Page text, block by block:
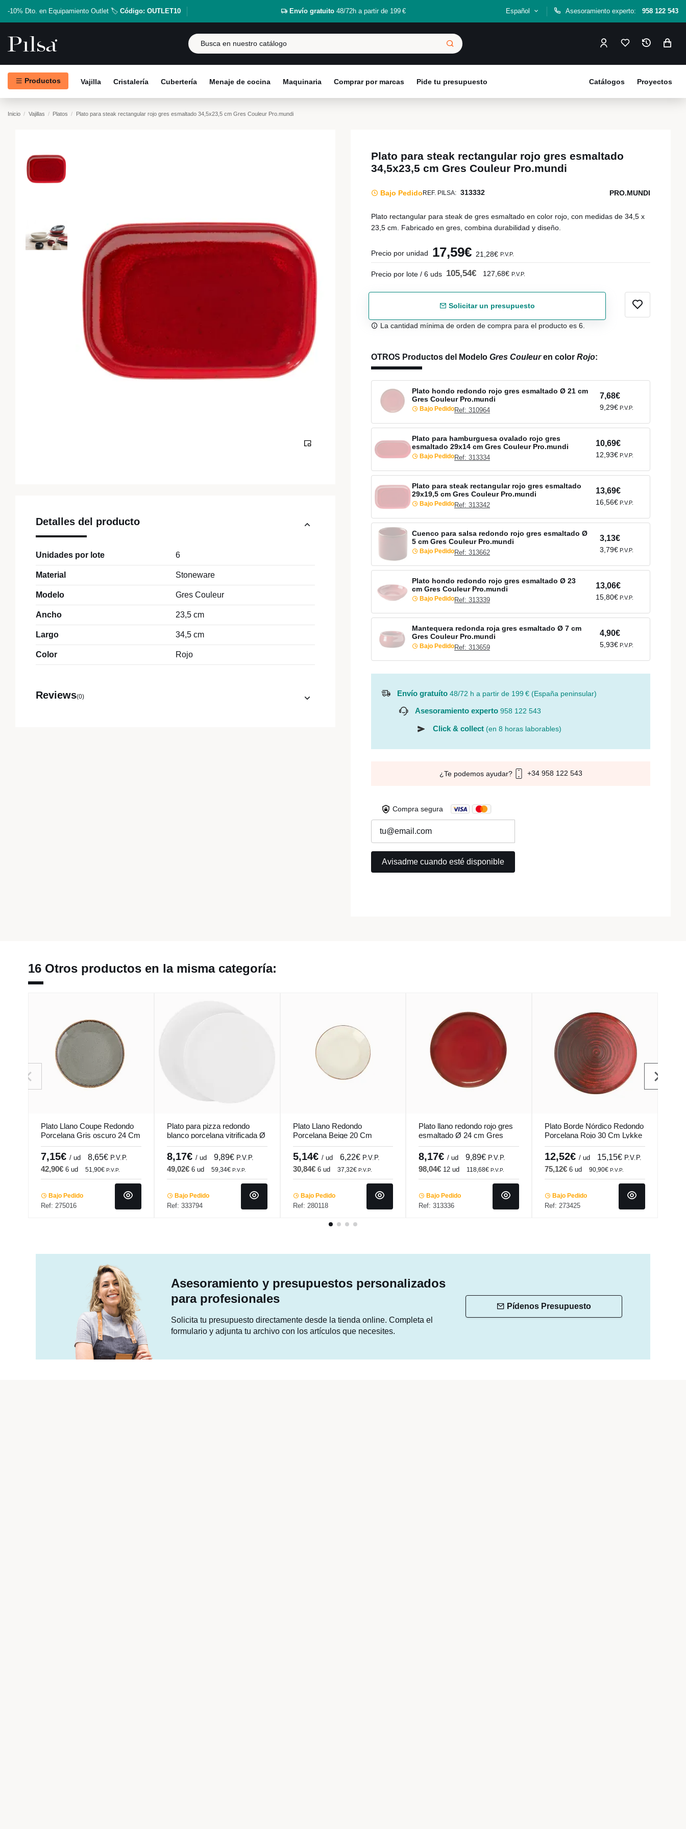
-10% Dto. en Equipamiento Outlet 🏷️ Código: OUTLET10 Envío gratuito48/72h a partir de 199 € Español Asesoramiento experto: 958 122 543
Productos Vajilla Cristalería Cubertería Menaje de cocina Maquinaria Comprar por marcas Pide tu presupuesto Proyectos
Catálogos
Inicio Vajillas Platos Plato para steak rectangular rojo gres esmaltado 34,5x23,5 cm Gres Couleur Pro.mundi
Detalles del producto
Unidades por lote 6
Material Stoneware
Modelo Gres Couleur
Ancho 23,5 cm
Largo 34,5 cm
Color Rojo
Reviews(0)
Plato para steak rectangular rojo gres esmaltado
34,5x23,5 cm Gres Couleur Pro.mundi
Bajo Pedido REF. PILSA: 313332 PRO.MUNDI
Plato rectangular para steak de gres esmaltado en color rojo, con medidas de 34,5 x
23,5 cm. Fabricado en gres, combina durabilidad y diseño.
Precio por unidad 17,59€ 21,28€ P.V.P.
Precio por lote / 6 uds 105,54€ 127,68€ P.V.P.
Solicitar un presupuesto
La cantidad mínima de orden de compra para el producto es 6.
OTROS Productos del Modelo Gres Couleuren color Rojo:
Plato hondo redondo rojo gres esmaltado Ø 21 cm
Gres Couleur Pro.mundi
Bajo PedidoRef: 310964
7,68€
9,29€ P.V.P.
Plato para hamburguesa ovalado rojo gres
esmaltado 29x14 cm Gres Couleur Pro.mundi
Bajo PedidoRef: 313334
10,69€
12,93€ P.V.P.
Plato para steak rectangular rojo gres esmaltado
29x19,5 cm Gres Couleur Pro.mundi
Bajo PedidoRef: 313342
13,69€
16,56€ P.V.P.
Cuenco para salsa redondo rojo gres esmaltado Ø
5 cm Gres Couleur Pro.mundi
Bajo PedidoRef: 313662
3,13€
3,79€ P.V.P.
Plato hondo redondo rojo gres esmaltado Ø 23
cm Gres Couleur Pro.mundi
Bajo PedidoRef: 313339
13,06€
15,80€ P.V.P.
Mantequera redonda roja gres esmaltado Ø 7 cm
Gres Couleur Pro.mundi
Bajo PedidoRef: 313659
4,90€
5,93€ P.V.P.
Envío gratuíto 48/72 h a partir de 199 € (España peninsular)
Asesoramiento experto 958 122 543
Click & collect (en 8 horas laborables)
¿Te podemos ayudar? +34 958 122 543
Compra segura
16 Otros productos en la misma categoría:
Plato Llano Coupe Redondo
Porcelana Gris oscuro 24 Cm
Seasons Porland
7,15€ / ud 8,65€ P.V.P.
42,90€ 6 ud 51,90€ P.V.P.
Bajo Pedido
Ref: 275016
Plato para pizza redondo
blanco porcelana vitrificada Ø
31,5 cm Pro.mundi
8,17€ / ud 9,89€ P.V.P.
49,02€ 6 ud 59,34€ P.V.P.
Bajo Pedido
Ref: 333794
Plato Llano Redondo
Porcelana Beige 20 Cm
Seasons Beige Porland
5,14€ / ud 6,22€ P.V.P.
30,84€ 6 ud 37,32€ P.V.P.
Bajo Pedido
Ref: 280118
Plato llano redondo rojo gres
esmaltado Ø 24 cm Gres
Couleur Pro.mundi
8,17€/ ud 9,89€ P.V.P.
98,04€ 12 ud 118,68€P.V.P.
Bajo Pedido
Ref: 313336
Plato Borde Nórdico Redondo
Porcelana Rojo 30 Cm Lykke
Porland
12,52€/ ud 15,15€ P.V.P.
75,12€6 ud 90,90€P.V.P.
Bajo Pedido
Ref: 273425
Asesoramiento y presupuestos personalizados
para profesionales
Solicita tu presupuesto directamente desde la tienda online. Completa el
formulario y adjunta tu archivo con los artículos que necesites.
Pídenos Presupuesto